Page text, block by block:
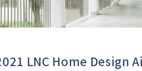
LNC Home Design